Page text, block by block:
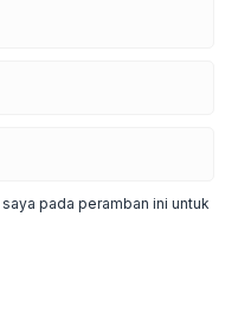
pada peramban ini untuk